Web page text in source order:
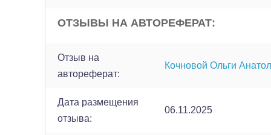
ОТЗЫВЫ НА АВТОРЕФЕРАТ:
Отзыв на
автореферат:
Кочновой Ольги
Дата размещения
отзыва:
06.11.2025